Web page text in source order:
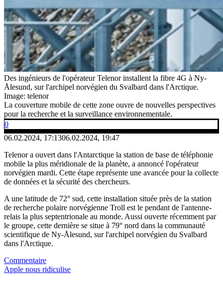
Des ingénieurs de l'opérateur Telenor installent la fibre 4G à Ny-
Ålesund, sur l'archipel norvégien du Svalbard dans l'Arctique.
Image: telenor
La couverture mobile de cette zone ouvre de nouvelles perspectives
pour la recherche et la surveillance environnementale.
0
06.02.2024, 17:1306.02.2024, 19:47
Telenor a ouvert dans l'Antarctique la station de base de téléphonie
mobile la plus méridionale de la planète, a annoncé l'opérateur
norvégien mardi. Cette étape représente une avancée pour la collecte
de données et la sécurité des chercheurs.
A une latitude de 72° sud, cette installation située près de la station
de recherche polaire norvégienne Troll est le pendant de l'antenne-
relais la plus septentrionale au monde. Aussi ouverte récemment par
le groupe, cette dernière se situe à 79° nord dans la communauté
scientifique de Ny-Ålesund, sur l'archipel norvégien du Svalbard
dans l'Arctique.
Commentaire
Apple nous ridiculise